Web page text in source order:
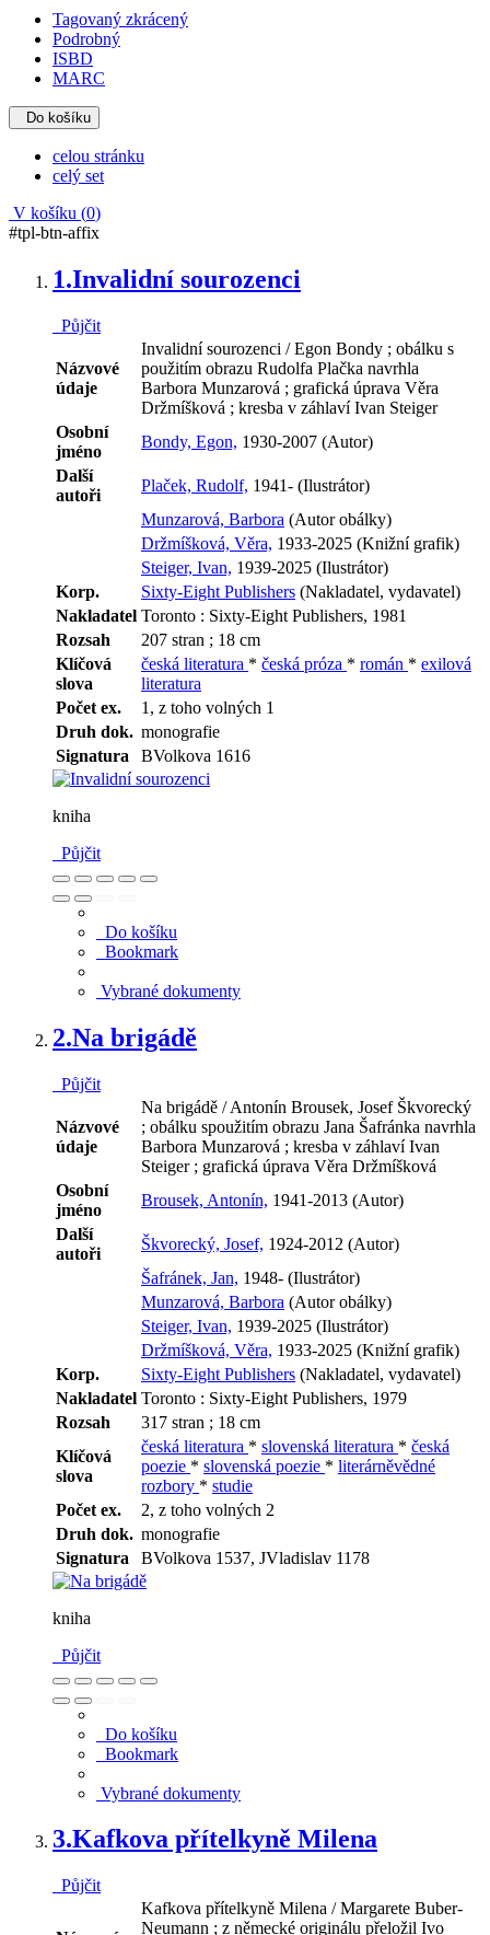
Tagovaný zkrácený
Podrobný
ISBD
MARC
Do košíku
celou stránku
celý set
V košíku (0)
#tpl-btn-affix
1.Invalidní sourozenci
Půjčit
Názvové
údaje
Invalidní sourozenci / Egon Bondy ; obálku s
použitím obrazu Rudolfa Plačka navrhla
Barbora Munzarová ; grafická úprava Věra
Držmíšková ; kresba v záhlaví Ivan Steiger
Osobní
jméno
Bondy, Egon, 1930-2007 (Autor)
Další
autoři
Plaček, Rudolf, 1941- (Ilustrátor)
Munzarová, Barbora (Autor obálky)
Držmíšková, Věra, 1933-2025 (Knižní grafik)
Steiger, Ivan, 1939-2025 (Ilustrátor)
Korp.
Sixty-Eight Publishers (Nakladatel, vydavatel)
Nakladatel Toronto : Sixty-Eight Publishers, 1981
Rozsah
207 stran ; 18 cm
Klíčová
slova
česká literatura * česká próza * román * exilová
literatura
Počet ex.
1, z toho volných 1
Druh dok. monografie
Signatura
BVolkova 1616
kniha
Půjčit
Do košíku
Bookmark
Vybrané dokumenty
2.Na brigádě
Půjčit
Názvové
údaje
Na brigádě / Antonín Brousek, Josef Škvorecký
; obálku spoužitím obrazu Jana Šafránka navrhla
Barbora Munzarová ; kresba v záhlaví Ivan
Steiger ; grafická úprava Věra Držmíšková
Osobní
jméno
Brousek, Antonín, 1941-2013 (Autor)
Další
autoři
Škvorecký, Josef, 1924-2012 (Autor)
Šafránek, Jan, 1948- (Ilustrátor)
Munzarová, Barbora (Autor obálky)
Steiger, Ivan, 1939-2025 (Ilustrátor)
Držmíšková, Věra, 1933-2025 (Knižní grafik)
Korp.
Sixty-Eight Publishers (Nakladatel, vydavatel)
Nakladatel Toronto : Sixty-Eight Publishers, 1979
Rozsah
317 stran ; 18 cm
Klíčová
slova
česká literatura * slovenská literatura * česká
poezie * slovenská poezie * literárněvědné
rozbory * studie
Počet ex.
2, z toho volných 2
Druh dok. monografie
Signatura
BVolkova 1537, JVladislav 1178
kniha
Půjčit
Do košíku
Bookmark
Vybrané dokumenty
3.Kafkova přítelkyně Milena
Půjčit
Kafkova přítelkyně Milena / Margarete Buber-
Neumann ; z německé originálu přeložil Ivo